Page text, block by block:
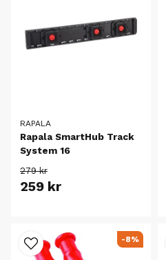
RAPALA
Rapala SmartHub Track
System 16
279 kr
259 kr
-8%